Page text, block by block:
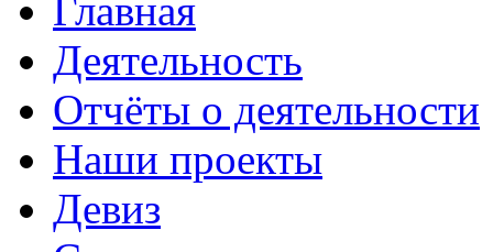
Главная
Деятельность
Отчёты о деятельности
Наши проекты
Девиз